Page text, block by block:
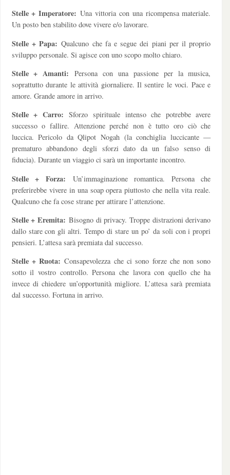
Stelle + Imperatore:Una vittoria con una ricompensa materiale.
Un posto ben stabilito dove vivere e/o lavorare.
Stelle + Papa:Qualcuno che fa e segue dei piani per il proprio
sviluppo personale. Si agisce con uno scopo molto chiaro.
Stelle + Amanti:Persona con una passione per la musica,
soprattutto durante le attività giornaliere. Il sentire le voci. Pace e
amore. Grande amore in arrivo.
Stelle + Carro:Sforzo spirituale intenso che potrebbe avere
successo o fallire. Attenzione perché non è tutto oro ciò che
luccica. Pericolo da Qlipot Nogah (la conchiglia luccicante —
prematuro abbandono degli sforzi dato da un falso senso di
fiducia). Durante un viaggio ci sarà un importante incontro.
Stelle + Forza: Un’immaginazione romantica. Persona che
preferirebbe vivere in una soap opera piuttosto che nella vita reale.
Qualcuno che fa cose strane per attirare l’attenzione.
Stelle + Eremita: Bisogno di privacy. Troppe distrazioni derivano
dallo stare con gli altri. Tempo di stare un po’ da soli con i propri
pensieri. L’attesa sarà premiata dal successo.
Stelle + Ruota:Consapevolezza che ci sono forze che non sono
sotto il vostro controllo. Persona che lavora con quello che ha
invece di chiedere un’opportunità migliore. L’attesa sarà premiata
dal successo. Fortuna in arrivo.